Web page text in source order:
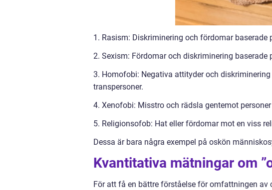
1. Rasism: Diskriminering och fördomar baserade
2. Sexism: Fördomar och diskriminering baserade
3. Homofobi: Negativa attityder och
transpersoner.
4. Xenofobi: Misstro och rädsla gentemot
5. Religionsofob: Hat eller fördomar mot en viss
Dessa är bara några exempel på oskön
Kvantitativa mätningar om
För att få en bättre förståelse för omfattningen